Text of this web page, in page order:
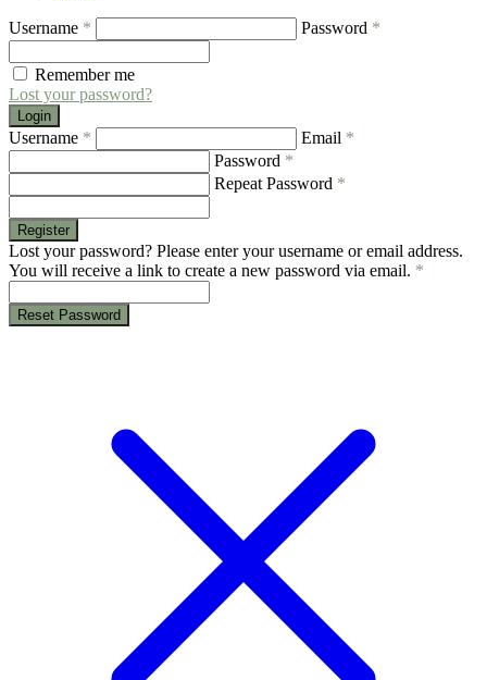
Username * Password *
Remember me
Lost your password?
Login
Username * Email *
Password *
Repeat Password *
Register
Lost your password? Please enter your username or email address.
You will receive a link to create a new password via email. *
Reset Password